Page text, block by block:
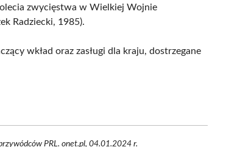
zwycięstwa w Wielkiej Wojnie
Radziecki, 1985).
wkład oraz zasługi dla kraju, dostrzegane
PRL. onet.pl, 04.01.2024 r.